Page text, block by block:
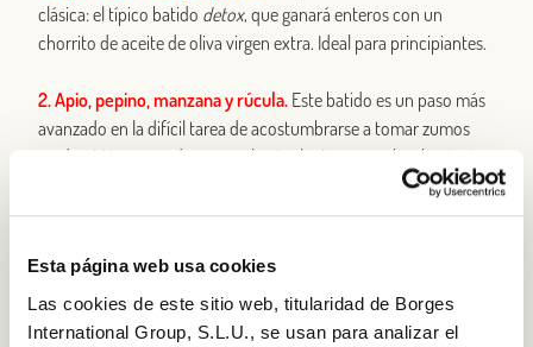
Esta página web usa cookies
Las cookies de este sitio web, titularidad de Borges
International Group, S.L.U., se usan para analizar el
clásica: el típico batido detox, que ganará enteros con un
chorrito de aceite de oliva virgen extra. Ideal para principiantes.
2. Apio, pepino, manzana y rúcula. Este batido es un paso más
avanzado en la difícil tarea de acostumbrarse a tomar zumos
verdes. Más que nada porque la rúcula tiene un sabor bastante
fuerte que puede impactar a quienes no estén habituados. Si,
por el contrario, llevas un tiempo con las espinacas, este batido
cuerpo y sabor.
3. Remolacha, rúcula y limón. Es un batidodetoxideal para